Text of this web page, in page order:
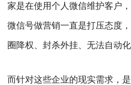
家是在使用个人微信维护客户
微信号做营销一直是打压态度
圈降权、封杀外挂、无法自动化
而针对这些企业的现实需求，